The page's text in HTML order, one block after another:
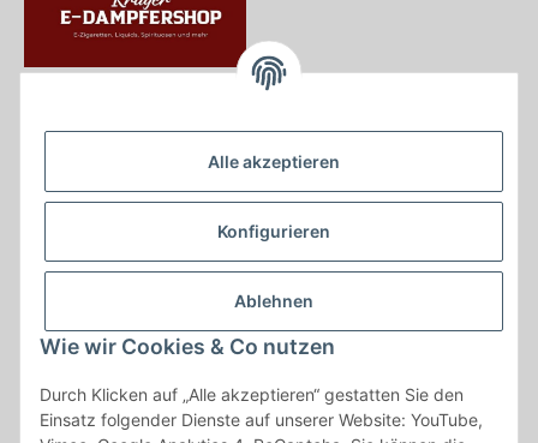
Alle akzeptieren
Konfigurieren
Ablehnen
Wie wir Cookies & Co nutzen
Durch Klicken auf „Alle akzeptieren“ gestatten Sie den
Einsatz folgender Dienste auf unserer Website: YouTube,
Krayerstraße 249
Tel.:0201555402
info@krayer-edampfer-shop.de
Gesetzliche Informationen
Informationen
Vertrag widerrufen